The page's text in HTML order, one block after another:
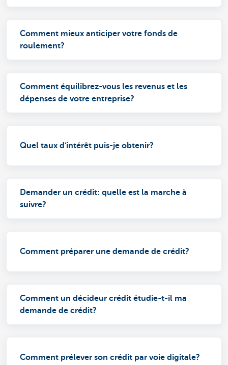
Comment mieux anticiper votre fonds de
roulement?
Comment équilibrez-vous les revenus et les
dépenses de votre entreprise?
Quel taux d'intérêt puis-je obtenir?
Demander un crédit: quelle est la marche à
suivre?
Comment préparer une demande de crédit?
Comment un décideur crédit étudie-t-il ma
demande de crédit?
Comment prélever son crédit par voie digitale?